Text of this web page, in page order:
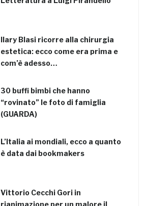
Ilary Blasi ricorre alla chirurgia
estetica: ecco come era prima e
com’è adesso…
30 buffi bimbi che hanno
“rovinato” le foto di famiglia
(GUARDA)
L’Italia ai mondiali, ecco a quanto
è data dai bookmakers
Vittorio Cecchi Gori in